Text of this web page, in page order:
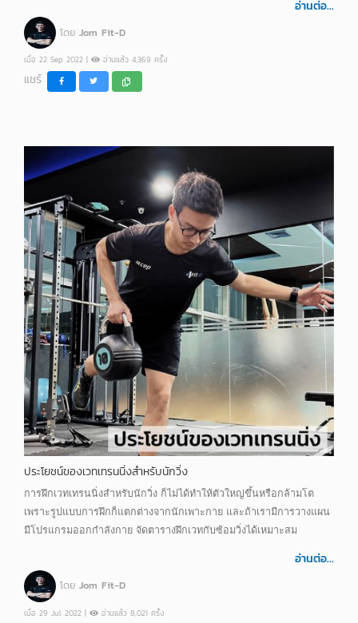
อ่านต่อ...
โดย Jom Fit-D
เมื่อ 22 Sep 2022 | อ่านแล้ว 4,369 ครั้ง
แชร์
ประโยชน์ของเวทเทรนนิ่งสำหรับนักวิ่ง
การฝึกเวทเทรนนิ่งสำหรับนักวิ่ง ก็ไม่ได้ทำให้ตัวใหญ่ขึ้นหรือกล้ามโต
เพราะรูปแบบการฝึกก็แตกต่างจากนักเพาะกาย และถ้าเรามีการวางแผน
มีโปรแกรมออกกำลังกาย จัดตารางฝึกเวทกับซ้อมวิ่งได้เหมาะสม
อ่านต่อ...
โดย Jom Fit-D
เมื่อ 29 Jul 2022 | อ่านแล้ว 8,021 ครั้ง